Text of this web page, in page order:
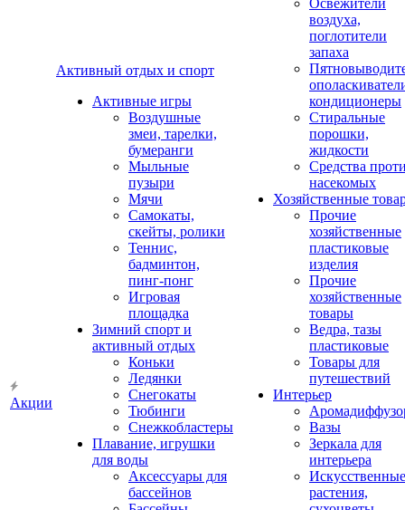
Акции
Активный отдых и спорт
Активные игры
Воздушные
змеи, тарелки,
бумеранги
Мыльные
пузыри
Мячи
Самокаты,
скейты, ролики
Теннис,
бадминтон,
пинг-понг
Игровая
площадка
Зимний спорт и
активный отдых
Коньки
Ледянки
Снегокаты
Тюбинги
Снежкобластеры
Плавание, игрушки
для воды
Аксессуары для
бассейнов
Освежители
воздуха,
поглотители
запаха
кондиционеры
Стиральные
порошки,
жидкости
Средства
насекомых
Хозяйственные
Прочие
хозяйственные
пластиковые
изделия
Прочие
хозяйственные
товары
Ведра, тазы
пластиковые
Товары для
путешествий
Интерьер
Вазы
Зеркала для
интерьера
Искусственные
растения,